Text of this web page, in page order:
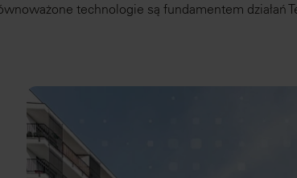
technologie są fundamentem działań